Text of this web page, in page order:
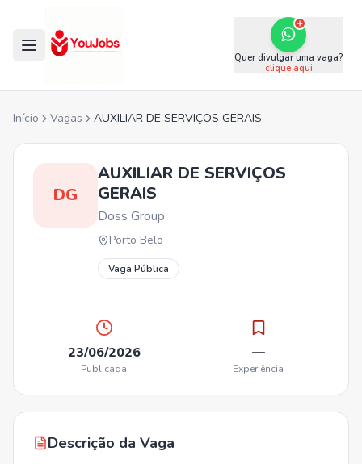
Quer divulgar uma vaga?
clique aqui
Início Vagas AUXILIAR DE SERVIÇOS GERAIS
DG
AUXILIAR DE SERVIÇOS
GERAIS
Doss Group
Porto Belo
Vaga Pública
23/06/2026
Publicada
—
Experiência
Descrição da Vaga